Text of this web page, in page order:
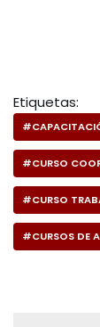
Etiquetas:
#CURSO
#CURSO
#CURSOS DE